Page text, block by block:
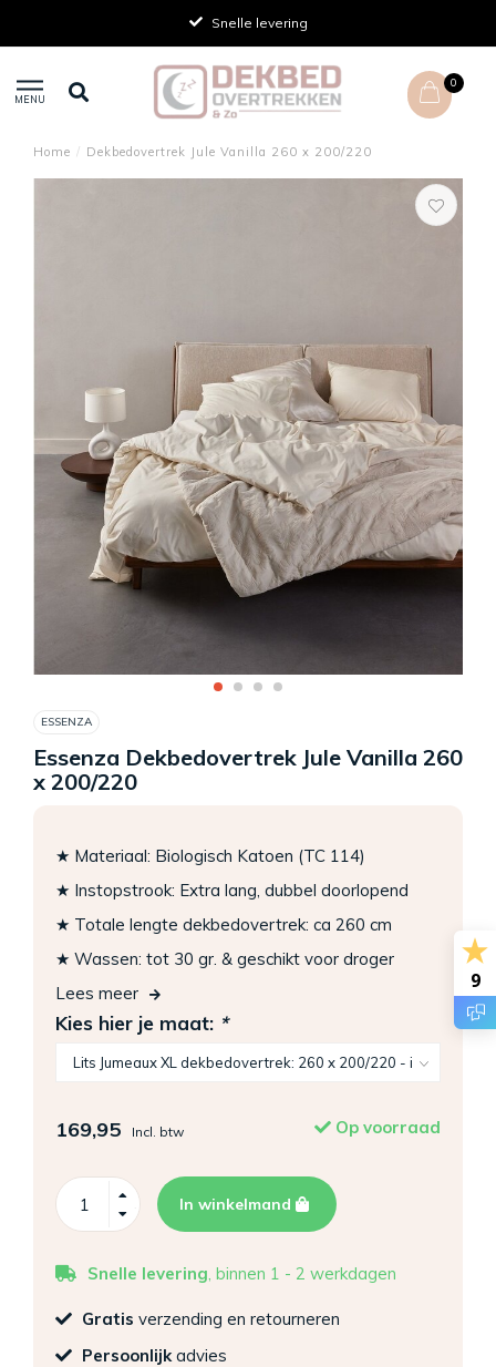
MENU
0
Home / Dekbedovertrek Jule Vanilla 260 x 200/220
ESSENZA
Essenza Dekbedovertrek Jule Vanilla 260
x 200/220
★ Materiaal: Biologisch Katoen (TC 114)
★ Instopstrook: Extra lang, dubbel doorlopend
★ Totale lengte dekbedovertrek: ca 260 cm
★ Wassen: tot 30 gr. & geschikt voor droger
Lees meer
Kies hier je maat: *
169,95 Incl. btw Op voorraad
In winkelmand
Snelle levering, binnen 1 - 2 werkdagen
Gratis verzending en retourneren
Persoonlijk advies
9